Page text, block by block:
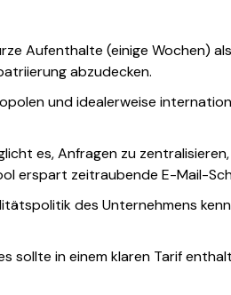
Aufenthalte (einige Wochen)
abzudecken.
und idealerweise
es, Anfragen zu
erspart zeitraubende E-Mail-
des Unternehmens
sollte in einem klaren Tarif